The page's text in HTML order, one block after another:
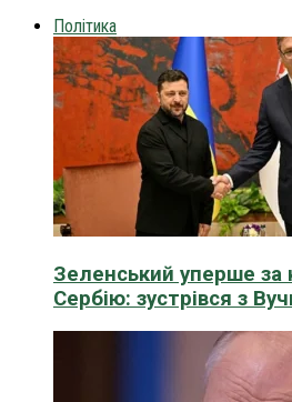
Політика
Зеленський уперше за
Сербію: зустрівся з